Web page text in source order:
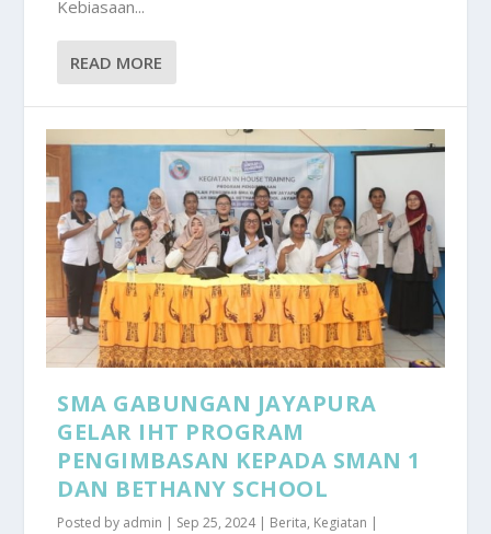
Kebiasaan...
READ MORE
SMA GABUNGAN JAYAPURA
GELAR IHT PROGRAM
PENGIMBASAN KEPADA SMAN 1
DAN BETHANY SCHOOL
Posted by admin | Sep 25, 2024| Berita, Kegiatan |